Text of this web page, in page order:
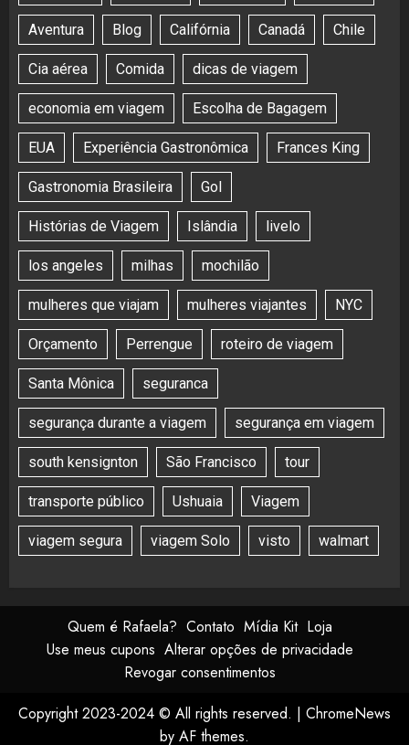
Aventura Blog Califórnia Canadá Chile
Cia aérea Comida dicas de viagem
economia em viagem Escolha de Bagagem
EUA Experiência Gastronômica Frances King
Gastronomia Brasileira Gol
Histórias de Viagem Islândia livelo
los angeles milhas mochilão
mulheres que viajam mulheres viajantes NYC
Orçamento Perrengue roteiro de viagem
Santa Mônica seguranca
segurança durante a viagem segurança em viagem
south kensignton São Francisco tour
transporte público Ushuaia Viagem
viagem segura viagem Solo visto walmart
Quem é Rafaela? Contato Mídia Kit Loja
Use meus cupons Alterar opções de privacidade
Revogar consentimentos
Copyright 2023-2024 © All rights reserved. | ChromeNews
by AF themes.